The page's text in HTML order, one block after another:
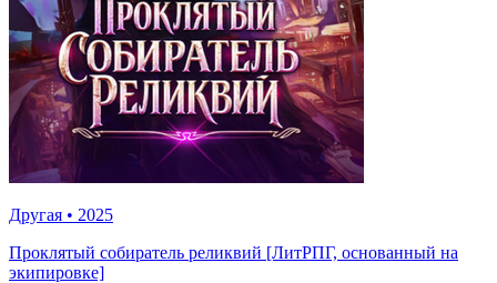
Другая • 2025
Проклятый собиратель реликвий [ЛитРПГ, основанный на
экипировке]